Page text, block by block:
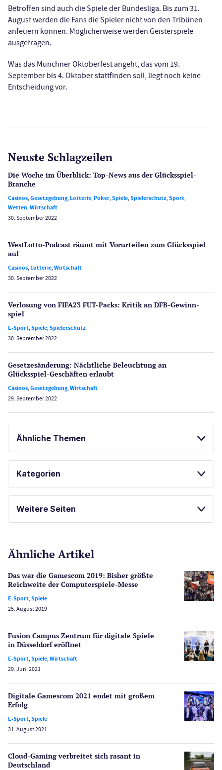
Betroffen sind auch die Spiele der Bundesliga. Bis zum 31.
August werden die Fans die Spieler nicht von den Tribünen
anfeuern können. Möglicherweise werden Geisterspiele
ausgetragen.
Was das Münchner Oktoberfest angeht, das vom 19.
September bis 4. Oktober stattfinden soll, liegt noch keine
Entscheidung vor.
Neuste Schlagzeilen
Die Woche im Überblick: Top-News aus der Glücksspiel-
Branche
Casinos,Gesetzgebung,Lotterie,Poker,Spiele,Spielerschutz,Sport,
Wetten,Wirtschaft
30. September 2022
WestLotto-Podcast räumt mit Vorurteilen zum Glücksspiel
auf
Casinos,Lotterie,Wirtschaft
30. September 2022
Verlosung von FIFA23 FUT-Packs: Kritik an DFB-Gewinn­
spiel
E-Sport,Spiele,Spielerschutz
30. September 2022
Gesetzes­änderung: Nächtliche Beleuch­tung an
Glücksspiel-Geschäften erlaubt
Casinos,Gesetzgebung,Wirtschaft
29. September 2022
Ähnliche Themen
SPIELAUTOMATEN ONLINE SPIELEN
KOSTENLOSE SPIELE
Kategorien
Gesetzgebung
Lotterie
Poker
Schlagzeilen
Spiele
Spielerschutz
Sport
Wetten
Weitere Seiten
CasinoOnline.de
Merkur Casinos
Casino Testberichte
Bonus Ohne Einzahlung
Slot Freispiele
Ähnliche Artikel
Das war die Gamescom 2019: Bisher größte
Reichweite der Computerspiele-Messe
E-Sport,Spiele
25. August 2019
Fusion Campus Zentrum für digitale Spiele
in Düsseldorf eröffnet
E-Sport,Spiele,Wirtschaft
29. Juni 2021
Digitale Gamescom 2021 endet mit großem
Erfolg
E-Sport,Spiele
31. August 2021
Cloud-Gaming verbreitet sich rasant in
Deutschland